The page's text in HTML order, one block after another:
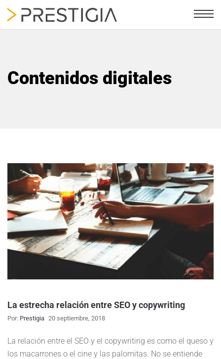
Contenidos digitales
La estrecha relación entre SEO y copywriting
Por: Prestigia 20 septiembre, 2018
La relación entre el SEO y el copywriting es como el queso y
los macarrones o el cine y las palomitas. No se entiende